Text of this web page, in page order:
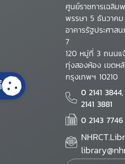
ศูนย์ราชการเฉลิม
พรรษา 5 ธันวาค
อาคารรัฐประศาส
7
120 หมู่ที่ 3 ถนน
ทุ่งสองห้อง เขตห
กรุงเทพฯ 10210
0 2141
2141 3881
0 2143 7746